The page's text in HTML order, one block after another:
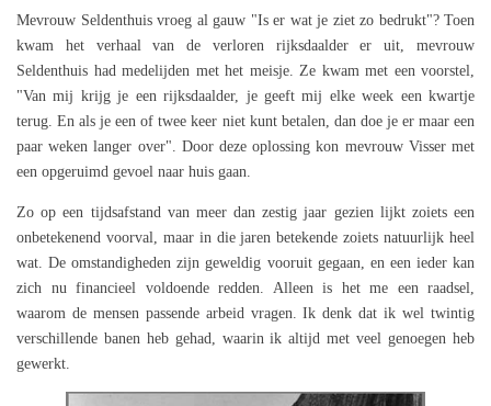
Mevrouw Seldenthuis vroeg al gauw "Is er wat je ziet zo bedrukt"? Toen
kwam het verhaal van de verloren rijksdaalder er uit, mevrouw
Seldenthuis had medelijden met het meisje. Ze kwam met een voorstel,
"Van mij krijg je een rijksdaalder, je geeft mij elke week een kwartje
terug. En als je een of twee keer niet kunt betalen, dan doe je er maar een
paar weken langer over". Door deze oplossing kon mevrouw Visser met
een opgeruimd gevoel naar huis gaan.
Zo op een tijdsafstand van meer dan zestig jaar gezien lijkt zoiets een
onbetekenend voorval, maar in die jaren betekende zoiets natuurlijk heel
wat. De omstandigheden zijn geweldig vooruit gegaan, en een ieder kan
zich nu financieel voldoende redden. Alleen is het me een raadsel,
waarom de mensen passende arbeid vragen. Ik denk dat ik wel twintig
verschillende banen heb gehad, waarin ik altijd met veel genoegen heb
gewerkt.